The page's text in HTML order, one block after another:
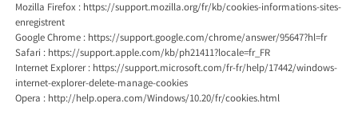
Mozilla Firefox : https://support.mozilla.org/fr/kb/cookies-informations-sites-
enregistrent
Google Chrome : https://support.google.com/chrome/answer/95647?hl=fr
Safari : https://support.apple.com/kb/ph21411?locale=fr_FR
Internet Explorer : https://support.microsoft.com/fr-fr/help/17442/windows-
internet-explorer-delete-manage-cookies
Opera : http://help.opera.com/Windows/10.20/fr/cookies.html